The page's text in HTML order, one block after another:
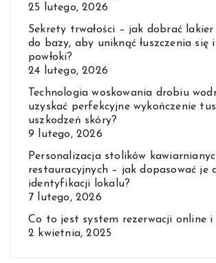
25 lutego, 2026
Sekrety trwałości – jak dobrać
do bazy, aby uniknąć łuszczenia się i
powłoki?
24 lutego, 2026
Technologia woskowania drobiu
uzyskać perfekcyjne wykończenie
uszkodzeń skóry?
9 lutego, 2026
Personalizacja stolików
restauracyjnych – jak dopasować je
identyfikacji lokalu?
7 lutego, 2026
Co to jest system rezerwacji online i
2 kwietnia, 2025